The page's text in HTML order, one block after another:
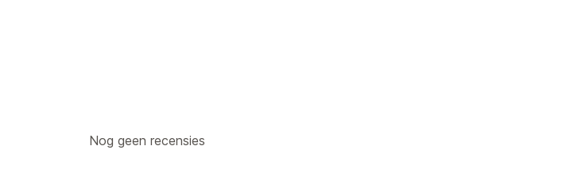
Nog geen recensies